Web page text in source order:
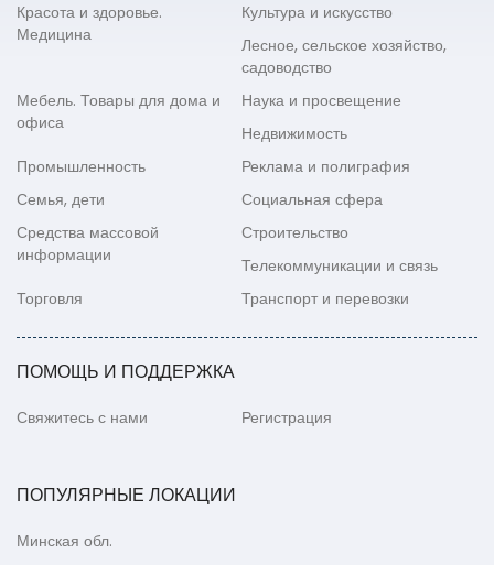
Красота и здоровье.
Медицина
Культура и искусство
Лесное, сельское хозяйство,
садоводство
Мебель. Товары для дома и
офиса
Наука и просвещение
Недвижимость
Промышленность
Реклама и полиграфия
Семья, дети
Социальная сфера
Средства массовой
информации
Строительство
Телекоммуникации и связь
Торговля
Транспорт и перевозки
ПОМОЩЬ И ПОДДЕРЖКА
Свяжитесь с нами Регистрация
ПОПУЛЯРНЫЕ ЛОКАЦИИ
Минская обл.